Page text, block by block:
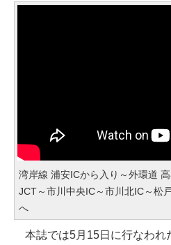
湾岸線 浦安ICから入り～外環道
JCT～市川中央IC～市川北IC～松
へ
本誌では5月15日に行なわれ